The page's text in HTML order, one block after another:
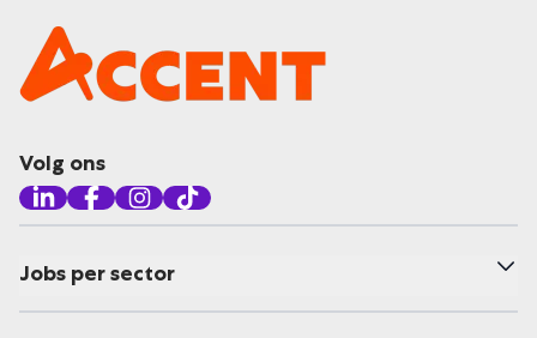
Volg ons
Jobs per sector